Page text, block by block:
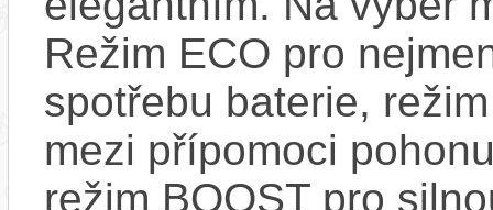
Režim ECO pro
spotřebu baterie,
mezi přípomoci
režim BOOST pro